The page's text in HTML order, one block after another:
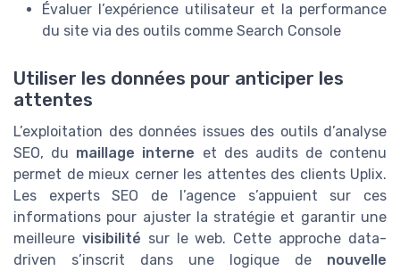
Évaluer l’expérience utilisateur et la performance
du site via des outils comme Search Console
Utiliser les données pour anticiper les
attentes
L’exploitation des données issues des outils d’analyse
SEO, du maillage interne et des audits de contenu
permet de mieux cerner les attentes des clients Uplix.
Les experts SEO de l’agence s’appuient sur ces
informations pour ajuster la stratégie et garantir une
meilleure visibilité sur le web. Cette approche data-
driven s’inscrit dans une logique de nouvelle